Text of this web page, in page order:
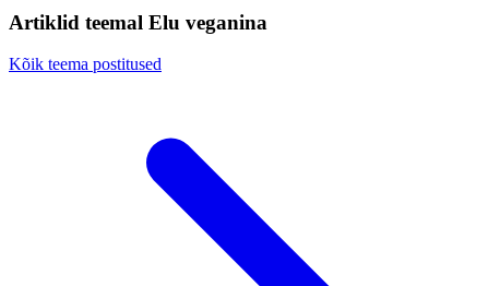
Artiklid teemal Elu veganina
Kõik teema postitused